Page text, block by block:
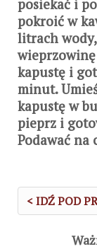
posiekać i
pokroić w
litrach
kapustę i
minut.
kapustę w
pieprz i
Podawać na
< IDŹ POD